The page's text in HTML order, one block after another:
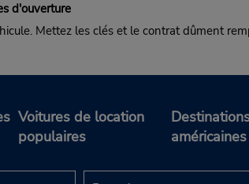
d'ouverture
Mettez les clés et le contrat dûment
Voitures de location
populaires